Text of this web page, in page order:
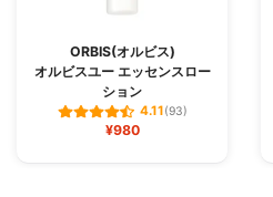
ORBIS(オルビス)
オルビスユー エッセンスロー
ション
4.11(93)
¥980